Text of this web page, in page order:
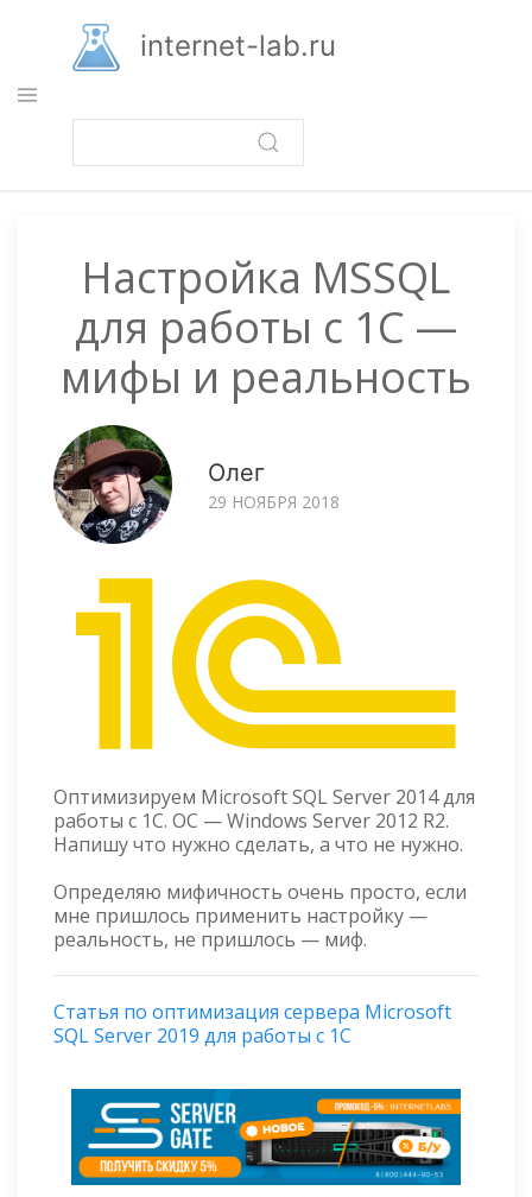
основному
содержанию
internet-lab.ru
Настройка MSSQL
для работы с 1С —
мифы и реальность
Олег
29 НОЯБРЯ 2018
Оптимизируем Microsoft SQL Server 2014 для
работы с 1С. ОС — Windows Server 2012 R2.
Напишу что нужно сделать, а что не нужно.
Определяю мифичность очень просто, если
мне пришлось применить настройку —
реальность, не пришлось — миф.
Статья по оптимизация сервера Microsoft
SQL Server 2019 для работы с 1С